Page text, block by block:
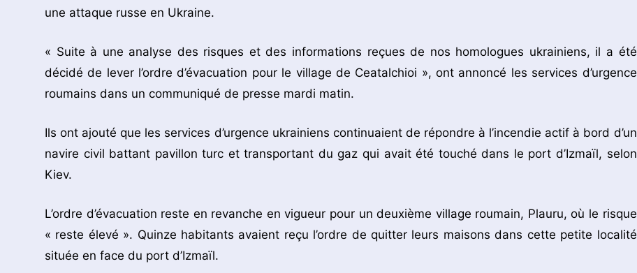
une attaque russe en Ukraine.
« Suite à une analyse des risques et des informations reçues de nos homologues ukrainiens, il a été
décidé de lever l’ordre d’évacuation pour le village de Ceatalchioi », ont annoncé les services d’urgence
roumains dans un communiqué de presse mardi matin.
Ils ont ajouté que les services d’urgence ukrainiens continuaient de répondre à l’incendie actif à bord d’un
navire civil battant pavillon turc et transportant du gaz qui avait été touché dans le port d’Izmaïl, selon
Kiev.
L’ordre d’évacuation reste en revanche en vigueur pour un deuxième village roumain, Plauru, où le risque
« reste élevé ». Quinze habitants avaient reçu l’ordre de quitter leurs maisons dans cette petite localité
située en face du port d’Izmaïl.